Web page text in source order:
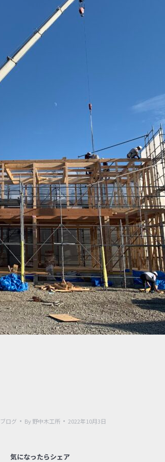
ブログ By野中木工所 2022年10月3日
気になったらシェア